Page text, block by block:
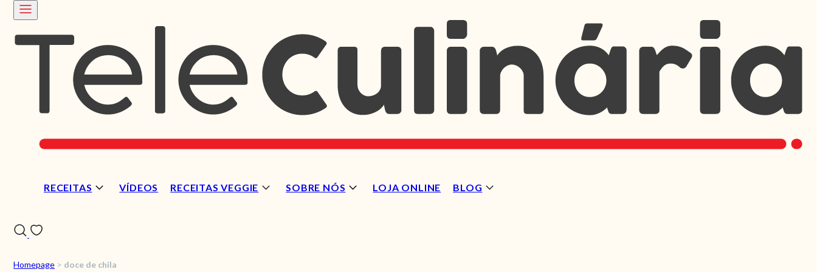
RECEITAS VÍDEOS RECEITAS VEGGIE SOBRE NÓS LOJA ONLINE BLOG
Homepage > doce de chila